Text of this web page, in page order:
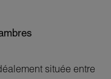
située entre